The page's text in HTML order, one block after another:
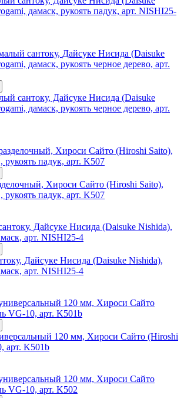
дамаск, рукоять падук, арт. NISHI25-
сантоку, Дайсуке Нисида (Daisuke
дамаск, рукоять черное дерево, арт.
Хироси Сайто (Hiroshi Saito),
рукоять падук, арт. K507
Дайсуке Нисида (Daisuke Nishida),
арт. NISHI25-4
120 мм, Хироси Сайто (Hiroshi
арт. K501b